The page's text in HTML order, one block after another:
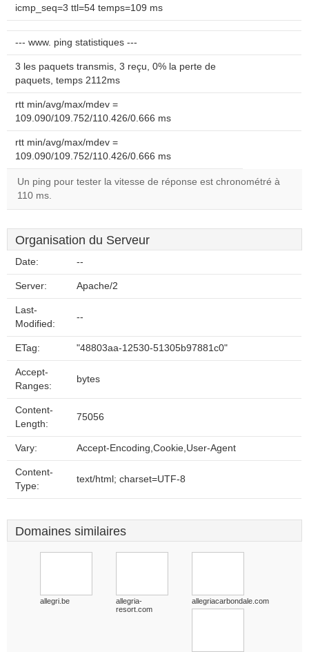
icmp_seq=3 ttl=54 temps=109 ms
--- www. ping statistiques ---
3 les paquets transmis, 3 reçu, 0% la perte de
paquets, temps 2112ms
rtt min/avg/max/mdev =
109.090/109.752/110.426/0.666 ms
rtt min/avg/max/mdev =
109.090/109.752/110.426/0.666 ms
Un ping pour tester la vitesse de réponse est chronométré à
110 ms.
Organisation du Serveur
Date: --
Server: Apache/2
Last-
Modified:
--
ETag: "48803aa-12530-51305b97881c0"
Accept-
Ranges:
bytes
Content-
Length:
75056
Vary: Accept-Encoding,Cookie,User-Agent
Content-
Type:
text/html; charset=UTF-8
Domaines similaires
allegri.be
allegria-
resort.com
allegriacarbondale.com